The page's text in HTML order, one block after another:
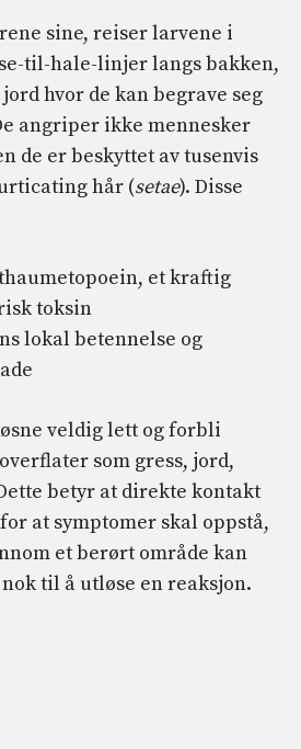
sine, reiser larvene i
til-hale-linjer langs bakken,
hvor de kan begrave seg
angriper ikke mennesker
de er beskyttet av tusenvis
hår (setae). Disse
et kraftig
toksin
lokal betennelse og
veldig lett og forbli
som gress, jord,
betyr at direkte kontakt
at symptomer skal oppstå,
et berørt område kan
til å utløse en reaksjon.